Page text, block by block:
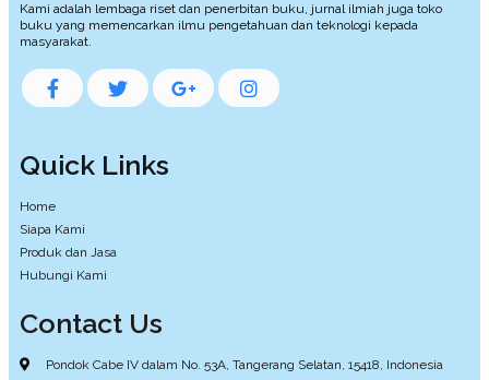
Kami adalah lembaga riset dan penerbitan buku, jurnal ilmiah juga toko
buku yang memencarkan ilmu pengetahuan dan teknologi kepada
masyarakat.
Quick Links
Home
Siapa Kami
Produk dan Jasa
Hubungi Kami
Contact Us
Pondok Cabe IV dalam No. 53A, Tangerang Selatan, 15418, Indonesia